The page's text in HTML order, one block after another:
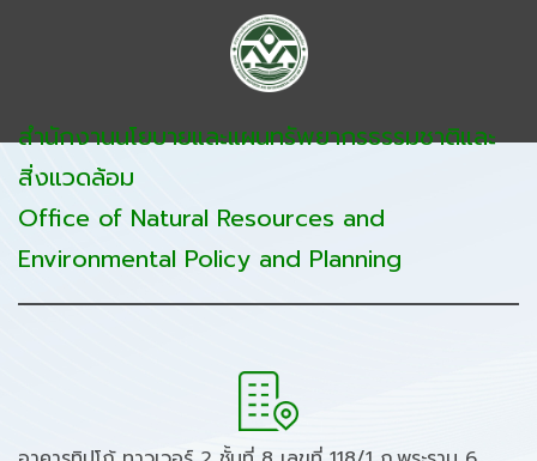
สำนักงานนโยบายและแผนทรัพยากรธรรมชาติและ
สิ่งแวดล้อม
Office of Natural Resources and
Environmental Policy and Planning